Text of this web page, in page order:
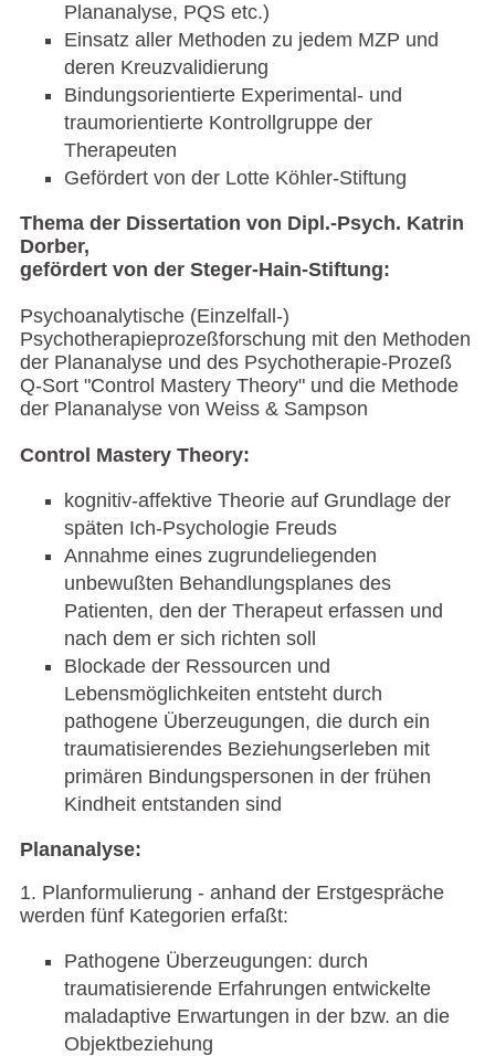
Plananalyse, PQS etc.)
Einsatz aller Methoden zu jedem MZP und
deren Kreuzvalidierung
Bindungsorientierte Experimental- und
traumorientierte Kontrollgruppe der
Therapeuten
Gefördert von der Lotte Köhler-Stiftung
Thema der Dissertation von Dipl.-Psych. Katrin
Dorber,
gefördert von der Steger-Hain-Stiftung:
Psychoanalytische (Einzelfall-)
Psychotherapieprozeßforschung mit den Methoden
der Plananalyse und des Psychotherapie-Prozeß
Q-Sort "Control Mastery Theory" und die Methode
der Plananalyse von Weiss & Sampson
Control Mastery Theory:
kognitiv-affektive Theorie auf Grundlage der
späten Ich-Psychologie Freuds
Annahme eines zugrundeliegenden
unbewußten Behandlungsplanes des
Patienten, den der Therapeut erfassen und
nach dem er sich richten soll
Blockade der Ressourcen und
Lebensmöglichkeiten entsteht durch
pathogene Überzeugungen, die durch ein
traumatisierendes Beziehungserleben mit
primären Bindungspersonen in der frühen
Kindheit entstanden sind
Plananalyse:
1. Planformulierung - anhand der Erstgespräche
werden fünf Kategorien erfaßt:
Pathogene Überzeugungen: durch
traumatisierende Erfahrungen entwickelte
maladaptive Erwartungen in der bzw. an die
Objektbeziehung